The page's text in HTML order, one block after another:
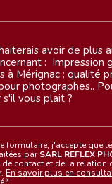
formulaire, j'accepte que
parSARL REFLEX
contact et de la relation
En savoir plus en